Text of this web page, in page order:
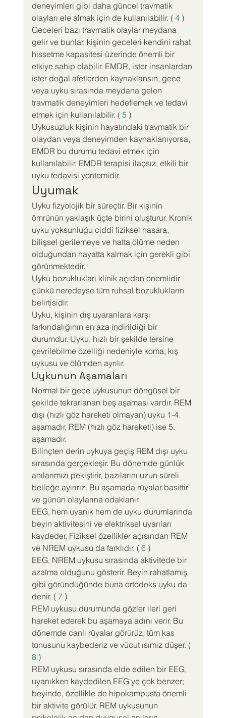
deneyimleri gibi daha güncel travmatik
olayları ele almak için de kullanılabilir. ( 4 )
Geceleri bazı travmatik olaylar meydana
gelir ve bunlar, kişinin geceleri kendini rahat
hissetme kapasitesi üzerinde önemli bir
etkiye sahip olabilir. EMDR, ister insanlardan
ister doğal afetlerden kaynaklansın, gece
veya uyku sırasında meydana gelen
travmatik deneyimleri hedeflemek ve tedavi
etmek için kullanılabilir. ( 5 )
Uykusuzluk kişinin hayatındaki travmatik bir
olaydan veya deneyimden kaynaklanıyorsa,
EMDR bu durumu tedavi etmek için
kullanılabilir. EMDR terapisi ilaçsız, etkili bir
uyku tedavisi yöntemidir.
Uyumak
Uyku fizyolojik bir süreçtir. Bir kişinin
ömrünün yaklaşık üçte birini oluşturur. Kronik
uyku yoksunluğu ciddi fiziksel hasara,
bilişsel gerilemeye ve hatta ölüme neden
olduğundan hayatta kalmak için gerekli gibi
görünmektedir.
Uyku bozuklukları klinik açıdan önemlidir
çünkü neredeyse tüm ruhsal bozuklukların
belirtisidir.
Uyku, kişinin dış uyaranlara karşı
farkındalığının en aza indirildiği bir
durumdur. Uyku, hızlı bir şekilde tersine
çevrilebilme özelliği nedeniyle koma, kış
uykusu ve ölümden ayrılır.
Uykunun Aşamaları
Normal bir gece uykusunun döngüsel bir
şekilde tekrarlanan beş aşaması vardır. REM
dışı (hızlı göz hareketi olmayan) uyku 1-4.
aşamadır, REM (hızlı göz hareketi) ise 5.
aşamadır.
Bilinçten derin uykuya geçiş REM dışı uyku
sırasında gerçekleşir. Bu dönemde günlük
anılarımızı pekiştirir, bazılarını uzun süreli
belleğe ayırırız. Bu aşamada rüyalar basittir
ve günün olaylarına odaklanır.
EEG, hem uyanık hem de uyku durumlarında
beyin aktivitesini ve elektriksel uyarıları
kaydeder. Fiziksel özellikler açısından REM
ve NREM uykusu da farklıdır. ( 6 )
EEG, NREM uykusu sırasında aktivitede bir
azalma olduğunu gösterir. Beyin rahatlamış
gibi göründüğünde buna ortodoks uyku da
denir. ( 7 )
REM uykusu durumunda gözler ileri geri
hareket ederek bu aşamaya adını verir. Bu
dönemde canlı rüyalar görürüz, tüm kas
tonusunu kaybederiz ve vücut ısımız düşer. (
8 )
REM uykusu sırasında elde edilen bir EEG,
uyanıkken kaydedilen EEG'ye çok benzer;
beyinde, özellikle de hipokampusta önemli
bir aktivite görülür. REM uykusunun